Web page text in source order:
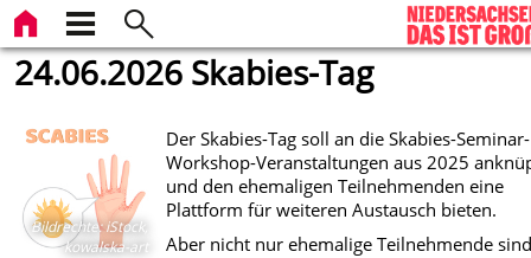
24.06.2026 Skabies-Tag
Bildrechte:iStock,
kowalska-art
Der Skabies-Tag soll an die Skabies-Seminar-
Workshop-Veranstaltungen aus 2025
und den ehemaligen Teilnehmenden eine
Plattform für weiteren Austausch bieten.
Aber nicht nur ehemalige Teilnehmende